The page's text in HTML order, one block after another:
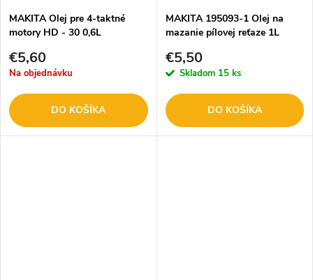
MAKITA Olej pre 4-taktné
motory HD - 30 0,6L
€5,60
Na objednávku
DO KOŠÍKA
MAKITA 195093-1 Olej na
mazanie pílovej reťaze 1L
€5,50
Skladom 15 ks
DO KOŠÍKA